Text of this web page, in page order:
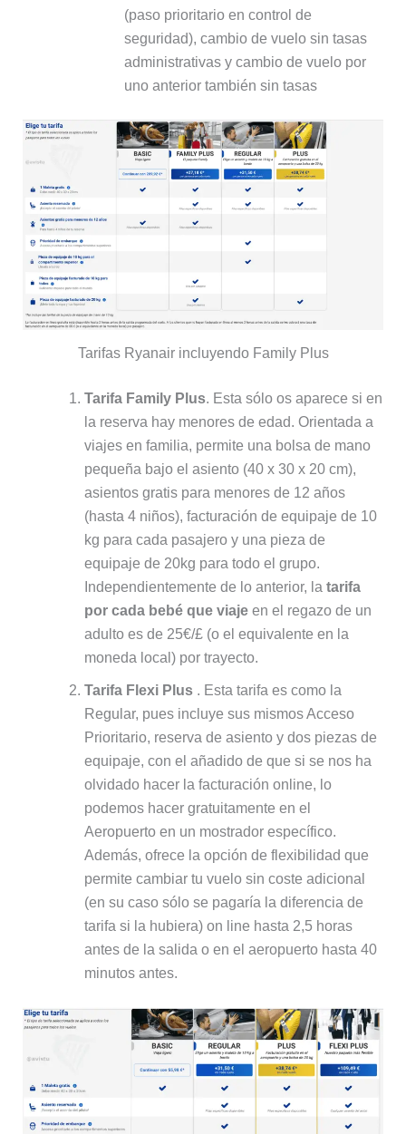
(paso prioritario en control de
seguridad), cambio de vuelo sin tasas
administrativas y cambio de vuelo por
uno anterior también sin tasas
Tarifas Ryanair incluyendo Family Plus
Tarifa Family Plus. Esta sólo os aparece si en
la reserva hay menores de edad. Orientada a
viajes en familia, permite una bolsa de mano
pequeña bajo el asiento (40 x 30 x 20 cm),
asientos gratis para menores de 12 años
(hasta 4 niños), facturación de equipaje de 10
kg para cada pasajero y una pieza de
equipaje de 20kg para todo el grupo.
Independientemente de lo anterior, la tarifa
por cada bebé que viajeen el regazo de un
adulto es de 25€/£ (o el equivalente en la
moneda local) por trayecto.
Tarifa Flexi Plus. Esta tarifa es como la
Regular, pues incluye sus mismos Acceso
Prioritario, reserva de asiento y dos piezas de
equipaje, con el añadido de que si se nos ha
olvidado hacer la facturación online, lo
podemos hacer gratuitamente en el
Aeropuerto en un mostrador específico.
Además, ofrece la opción de flexibilidad que
permite cambiar tu vuelo sin coste adicional
(en su caso sólo se pagaría la diferencia de
tarifa si la hubiera) on line hasta 2,5 horas
antes de la salida o en el aeropuerto hasta 40
minutos antes.